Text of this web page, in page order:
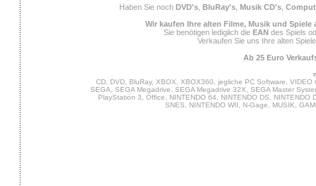
Haben Sie noch DVD's, BluRay's, Musik CD's,
Wir kaufen Ihre alten Filme, Musik und Spiele
Sie benötigen lediglich die EAN des Spiels
Verkaufen Sie uns Ihre alten
Ab 25 Euro
CD, DVD, BluRay, XBOX, XBOX360, jegliche PC Software,
SEGA, SEGA Megadrive, SEGA Megadrive 32X, SEGA Master
PlayStation 3, Office, NINTENDO 64, NINTENDO DS,
SNES, NINTENDO WII, N-Gage, MUSIK,